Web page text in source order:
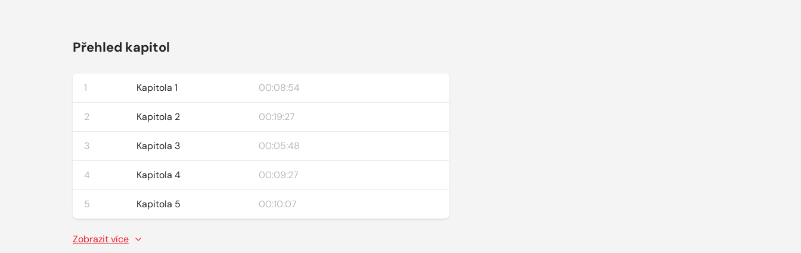
Přehled kapitol
1 Kapitola 1 00:08:54
2 Kapitola 2 00:19:27
3 Kapitola 3 00:05:48
4 Kapitola 4 00:09:27
5 Kapitola 5 00:10:07
Zobrazit více